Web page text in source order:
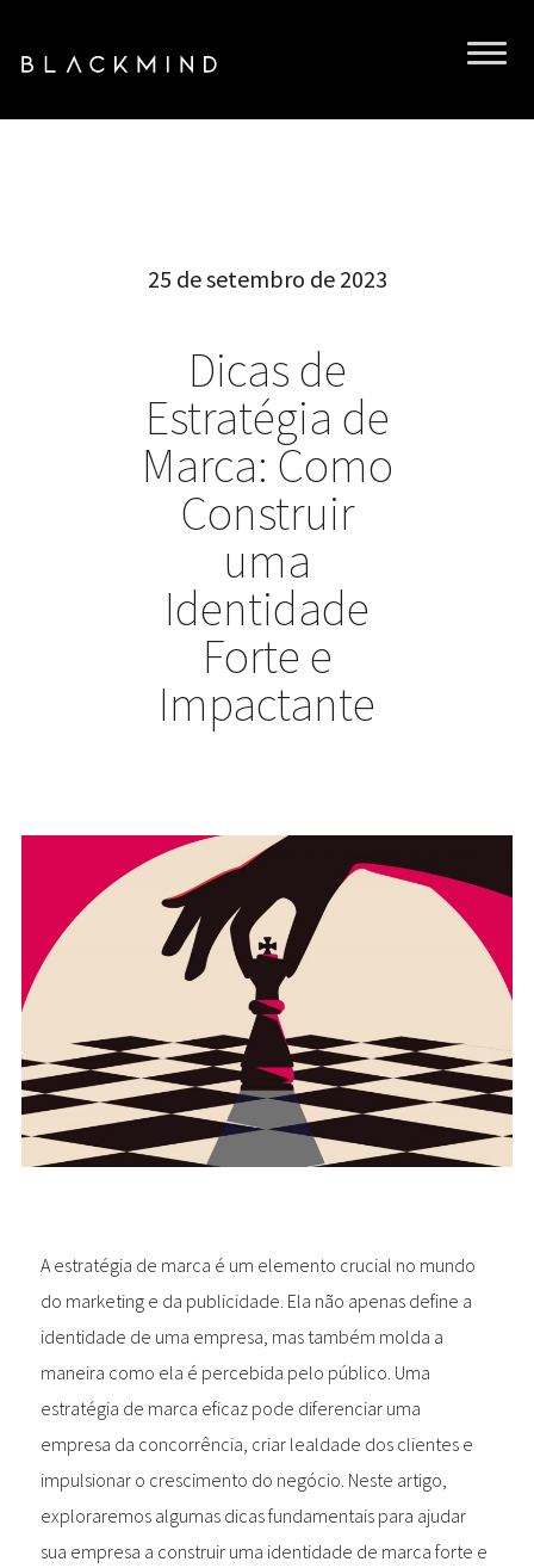
25 de setembro de 2023
Dicas de
Estratégia de
Marca: Como
Construir
uma
Identidade
Forte e
Impactante
A estratégia de marca é um elemento crucial no mundo
do marketing e da publicidade. Ela não apenas define a
identidade de uma empresa, mas também molda a
maneira como ela é percebida pelo público. Uma
estratégia de marca eficaz pode diferenciar uma
empresa da concorrência, criar lealdade dos clientes e
impulsionar o crescimento do negócio. Neste artigo,
exploraremos algumas dicas fundamentais para ajudar
sua empresa a construir uma identidade de marca forte e